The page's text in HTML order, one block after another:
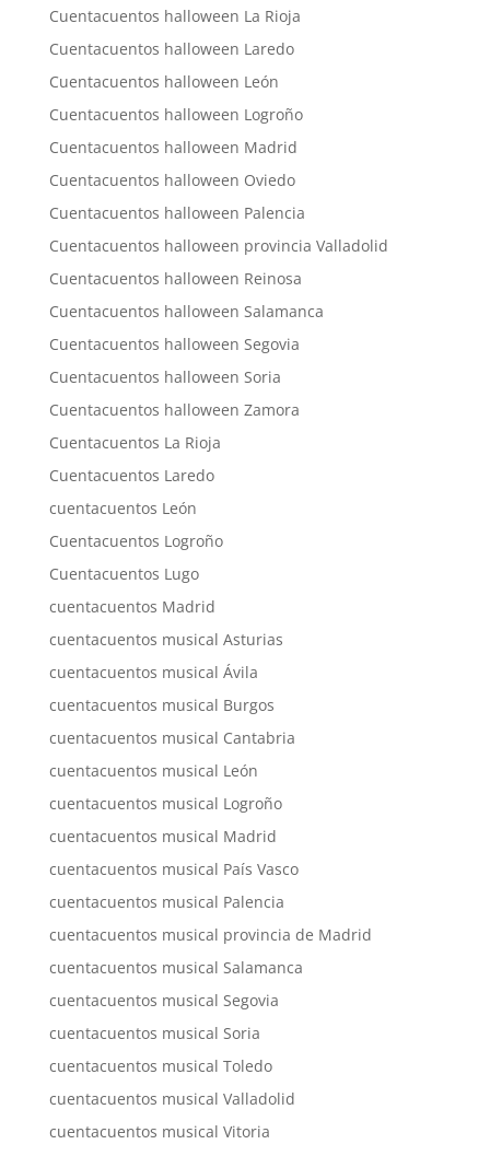
Cuentacuentos halloween La Rioja
Cuentacuentos halloween Laredo
Cuentacuentos halloween León
Cuentacuentos halloween Logroño
Cuentacuentos halloween Madrid
Cuentacuentos halloween Oviedo
Cuentacuentos halloween Palencia
Cuentacuentos halloween provincia Valladolid
Cuentacuentos halloween Reinosa
Cuentacuentos halloween Salamanca
Cuentacuentos halloween Segovia
Cuentacuentos halloween Soria
Cuentacuentos halloween Zamora
Cuentacuentos La Rioja
Cuentacuentos Laredo
cuentacuentos León
Cuentacuentos Logroño
Cuentacuentos Lugo
cuentacuentos Madrid
cuentacuentos musical Asturias
cuentacuentos musical Ávila
cuentacuentos musical Burgos
cuentacuentos musical Cantabria
cuentacuentos musical León
cuentacuentos musical Logroño
cuentacuentos musical Madrid
cuentacuentos musical País Vasco
cuentacuentos musical Palencia
cuentacuentos musical provincia de Madrid
cuentacuentos musical Salamanca
cuentacuentos musical Segovia
cuentacuentos musical Soria
cuentacuentos musical Toledo
cuentacuentos musical Valladolid
cuentacuentos musical Vitoria